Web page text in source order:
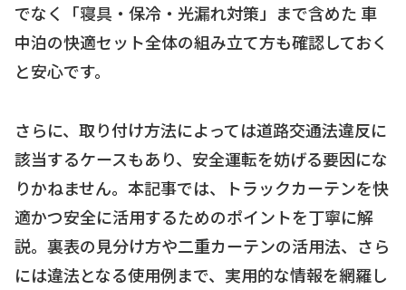
でなく「寝具・保冷・光漏れ対策」まで含めた 車
中泊の快適セット全体の組み立て方も確認しておく
と安心です。
さらに、取り付け方法によっては道路交通法違反に
該当するケースもあり、安全運転を妨げる要因にな
りかねません。本記事では、トラックカーテンを快
適かつ安全に活用するためのポイントを丁寧に解
説。裏表の見分け方や二重カーテンの活用法、さら
には違法となる使用例まで、実用的な情報を網羅し